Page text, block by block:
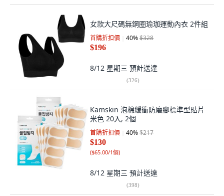
女款大尺碼無鋼圈瑜珈運動內衣 2件組
首購折扣價 40%$328
$196
8/12 星期三 預計送達
(326)
Kamskin 泡棉緩衝防磨腳標準型貼片
米色 20入, 2個
首購折扣價 40%$217
$130
($65.00/1個)
8/12 星期三 預計送達
(398)